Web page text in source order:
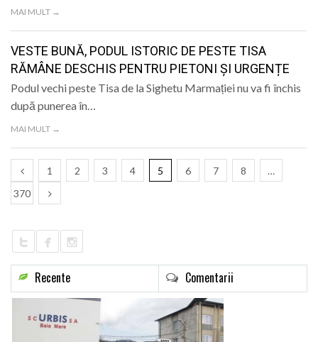
MAI MULT →
VESTE BUNĂ, PODUL ISTORIC DE PESTE TISA
RĂMÂNE DESCHIS PENTRU PIETONI ȘI URGENȚE
Podul vechi peste Tisa de la Sighetu Marmației nu va fi închis
după punerea în…
MAI MULT →
1 2 3 4 5 6 7 8
…
370
Recente Comentarii